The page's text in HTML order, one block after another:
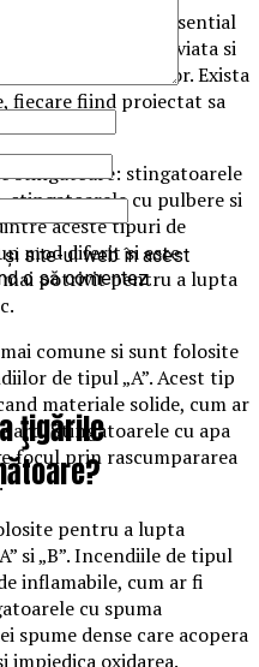
de prim-ajutor esential
face diferenta intre viata si
si salvarea bunurilor. Exista
fiecare fiind proiectat sa
de incendii.
stingatoare: stingatoarele
stingatoarele cu pulbere si
aceste tipuri de
mod diferit si este
potrivit pentru a lupta
comune si sunt folosite
de tipul „A”. Acest tip
materiale solide, cum ar
ard. Stingatoarele cu apa
focul prin rascumpararea
pentru a lupta
si „B”. Incendiile de tipul
inflamabile, cum ar fi
cu spuma
spume dense care acopera
oxidarea.
și site-ul web în acest
o să comentez.
ţigările